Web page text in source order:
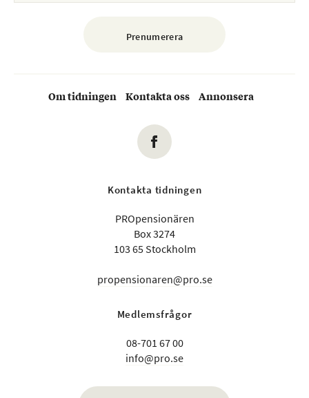
Om tidningen Kontakta oss Annonsera
Kontakta tidningen
PROpensionären
Box 3274
103 65 Stockholm
propensionaren@pro.se
Medlemsfrågor
08-701 67 00
info@pro.se